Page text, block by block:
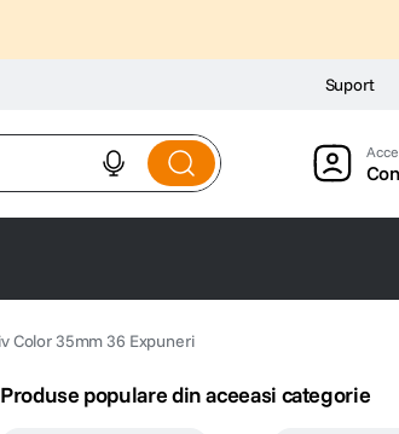
Suport
Color 35mm 36 Expuneri
Produse populare din aceeasi categorie